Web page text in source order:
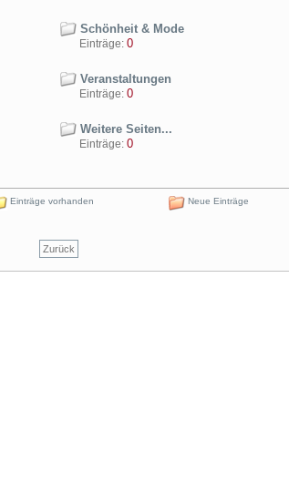
Schönheit & Mode
Einträge: 0
Veranstaltungen
Einträge: 0
Weitere Seiten...
Einträge: 0
Einträge vorhanden Neue Einträge
Zurück